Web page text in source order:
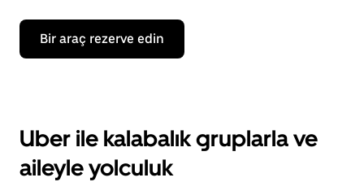
Bir araç rezerve edin
Uber ile kalabalık gruplarla ve
aileyle yolculuk